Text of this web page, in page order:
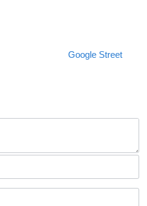
Google Street